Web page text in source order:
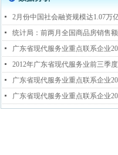
넷 2月份中国社会融资规模达1.07万
넷 统计局：前两月全国商品房销售
넷
넷
넷
넷